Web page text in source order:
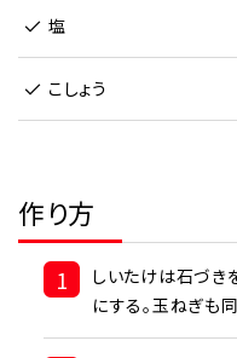
塩
こしょう
作り方
1
しいたけは石づき
にする。玉ねぎも